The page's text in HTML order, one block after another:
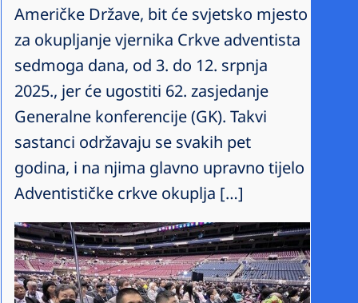
Američke Države, bit će svjetsko mjesto
za okupljanje vjernika Crkve adventista
sedmoga dana, od 3. do 12. srpnja
2025., jer će ugostiti 62. zasjedanje
Generalne konferencije (GK). Takvi
sastanci održavaju se svakih pet
godina, i na njima glavno upravno tijelo
Adventističke crkve okuplja […]